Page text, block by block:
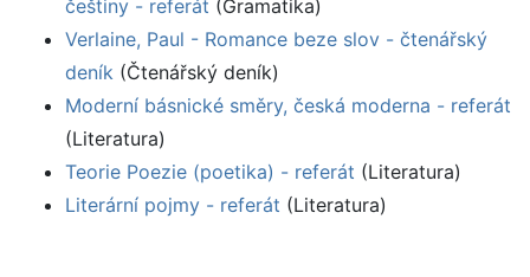
češtiny - referát (Gramatika)
Verlaine, Paul - Romance beze slov - čtenářský
deník (Čtenářský deník)
Moderní básnické směry, česká moderna - referát
(Literatura)
Teorie Poezie (poetika) - referát (Literatura)
Literární pojmy - referát (Literatura)